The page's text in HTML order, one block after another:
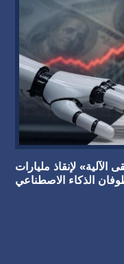
لإنقاذ مليارات
الذكاء الاصطناعي